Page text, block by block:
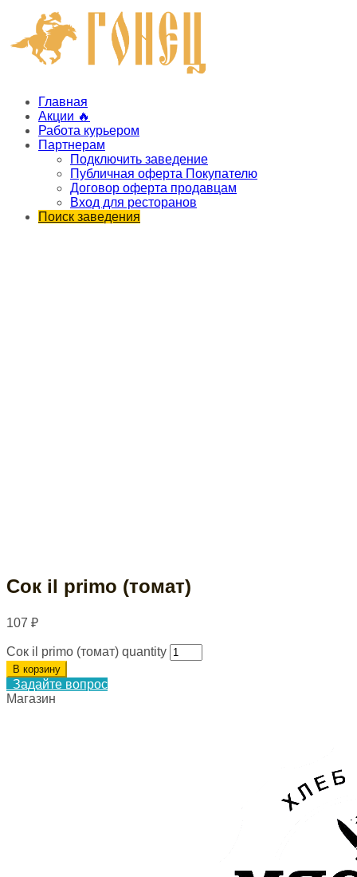
Главная
Акции 🔥
Работа курьером
Партнерам
Подключить заведение
Публичная оферта Покупателю
Договор оферта продавцам
Вход для ресторанов
Поиск заведения
Сок il primo (томат)
107 ₽
Сок il primo (томат) quantity
В корзину
Задайте вопрос
Магазин